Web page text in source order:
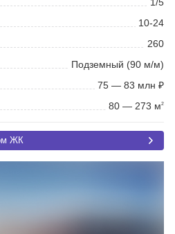
10-24
260
Подземный (90 м/м)
75 — 83 млн ₽
80 — 273 м2
ЖК